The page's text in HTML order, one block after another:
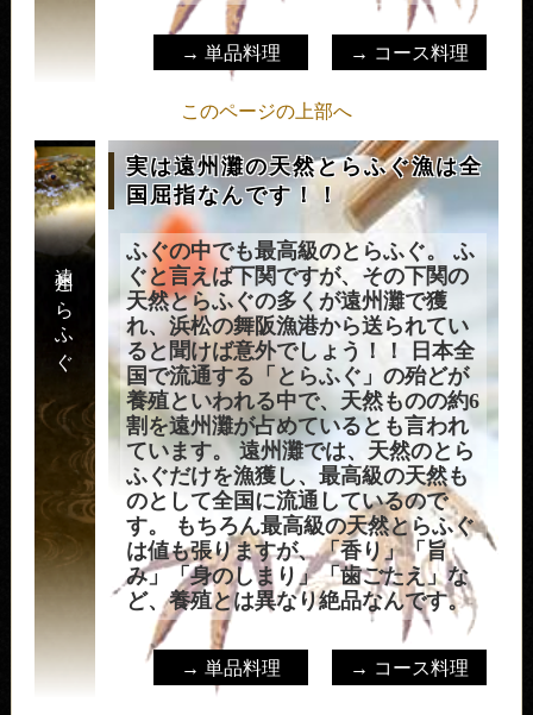
→ 単品料理 → コース料理
このページの上部へ
遠州とらふぐ
実は遠州灘の天然とらふぐ漁は全
国屈指なんです！！
ふぐの中でも最高級のとらふぐ。 ふ
ぐと言えば下関ですが、その下関の
天然とらふぐの多くが遠州灘で獲
れ、浜松の舞阪漁港から送られてい
ると聞けば意外でしょう！！ 日本全
国で流通する「とらふぐ」の殆どが
養殖といわれる中で、天然ものの約6
割を遠州灘が占めているとも言われ
ています。 遠州灘では、天然のとら
ふぐだけを漁獲し、最高級の天然も
のとして全国に流通しているので
す。 もちろん最高級の天然とらふぐ
は値も張りますが、「香り」「旨
み」「身のしまり」「歯ごたえ」な
ど、養殖とは異なり絶品なんです。
→ 単品料理 → コース料理